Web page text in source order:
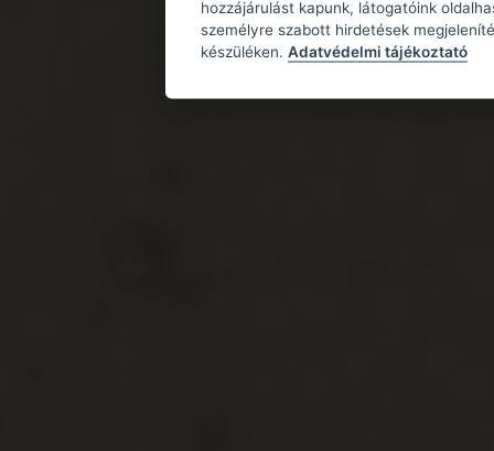
hozzájárulást kapunk, látogatóink
személyre szabott hirdetések
készüléken. Adatvédelmi tájékoztató